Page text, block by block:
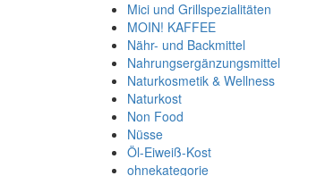
Mici und Grillspezialitäten
MOIN! KAFFEE
Nähr- und Backmittel
Nahrungsergänzungsmittel
Naturkosmetik & Wellness
Naturkost
Non Food
Nüsse
Öl-Eiweiß-Kost
ohnekategorie